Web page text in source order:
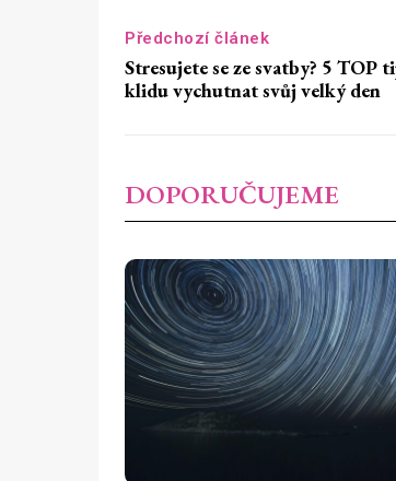
Předchozí článek
Stresujete se ze svatby? 5 TOP
klidu vychutnat svůj velký den
DOPORUČUJEME